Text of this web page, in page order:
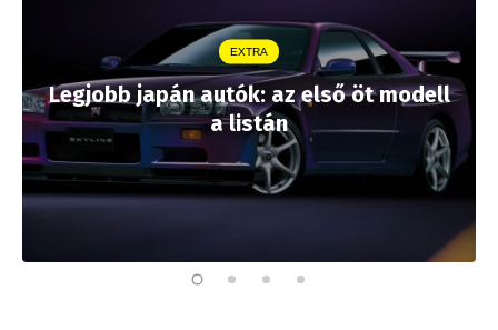
EXTRA
Legjobb japán autók: az első öt modell
a listán